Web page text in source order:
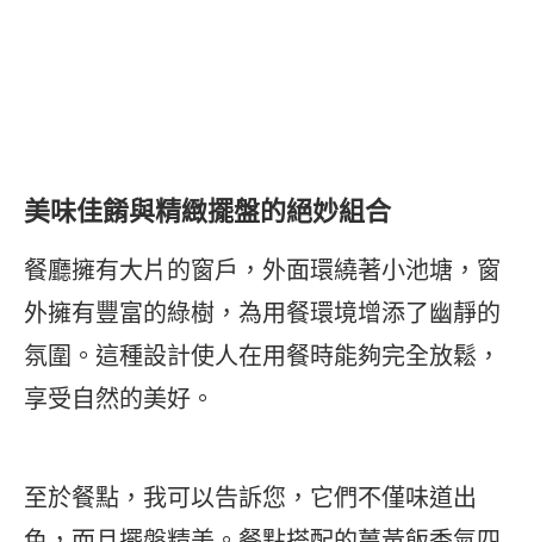
美味佳餚與精緻擺盤的絕妙組合
餐廳擁有大片的窗戶，外面環繞著小池塘，窗
外擁有豐富的綠樹，為用餐環境增添了幽靜的
氛圍。這種設計使人在用餐時能夠完全放鬆，
享受自然的美好。
至於餐點，我可以告訴您，它們不僅味道出